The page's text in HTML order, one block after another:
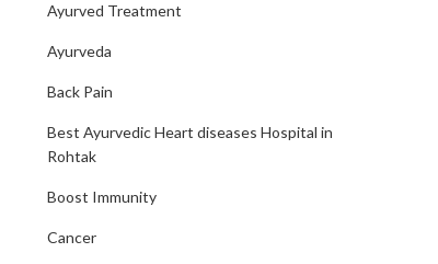
Ayurved Treatment
Ayurveda
Back Pain
Best Ayurvedic Heart diseases Hospital in
Rohtak
Boost Immunity
Cancer